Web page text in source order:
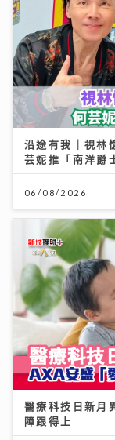
沿途有我｜視林
芸妮推「南洋爵
06/08/2026
醫療科技日新月
障跟得上